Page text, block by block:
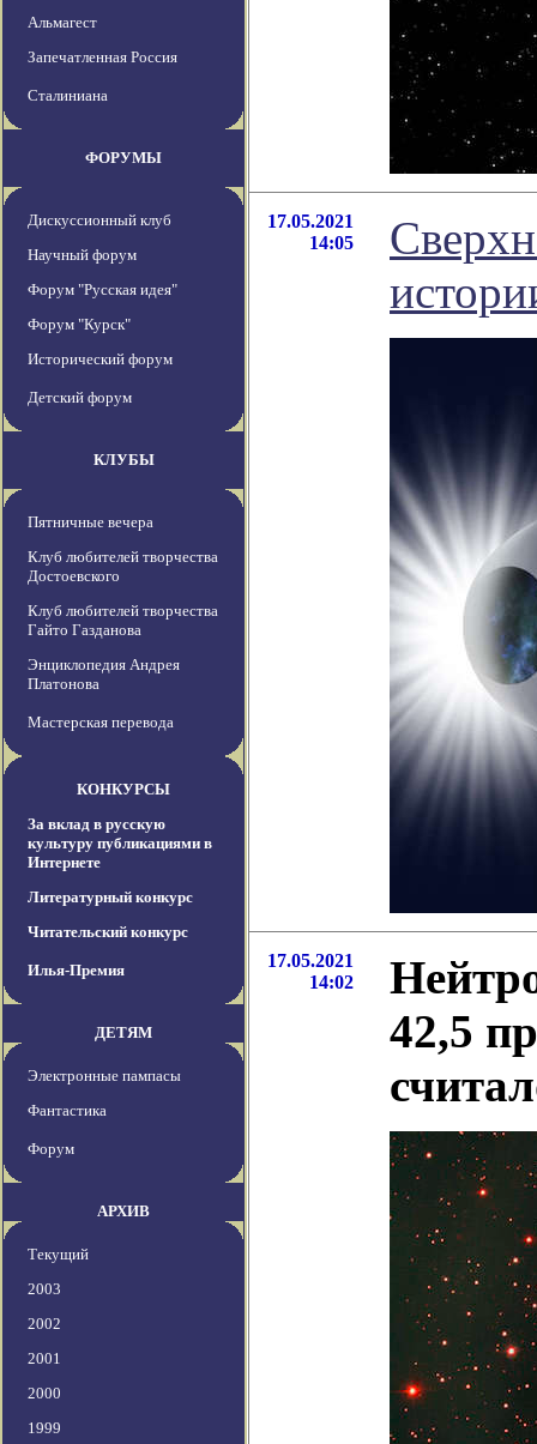
Альмагест
Запечатленная Россия
Сталиниана
ФОРУМЫ
Дискуссионный клуб
Научный форум
Форум "Русская идея"
Форум "Курск"
Исторический форум
Детский форум
КЛУБЫ
Пятничные вечера
Клуб любителей творчества
Достоевского
Клуб любителей творчества
Гайто Газданова
Энциклопедия Андрея
Платонова
Мастерская перевода
КОНКУРСЫ
За вклад в русскую
культуру публикациями в
Интернете
Литературный конкурс
Читательский конкурс
Илья-Премия
ДЕТЯМ
Электронные пампасы
Фантастика
Форум
АРХИВ
Текущий
2003
2002
2001
2000
1999
17.05.2021
14:05
17.05.2021
14:02
42,5